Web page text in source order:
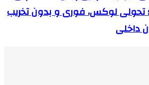
تحولی لوکس، فوری و بدون تخریب
داخلی